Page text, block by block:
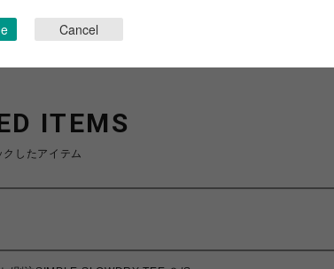
ITEMS
クしたアイテム
Cancel